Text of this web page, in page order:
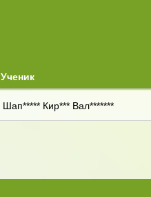
Ученик
Шап***** Кир*** Вал*******